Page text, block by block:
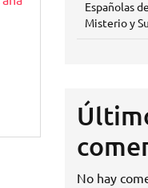
Españolas
Misterio y
No hay